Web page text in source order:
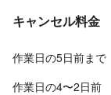
キャンセル料金
作業日の5日前まで
作業日の4〜2日前